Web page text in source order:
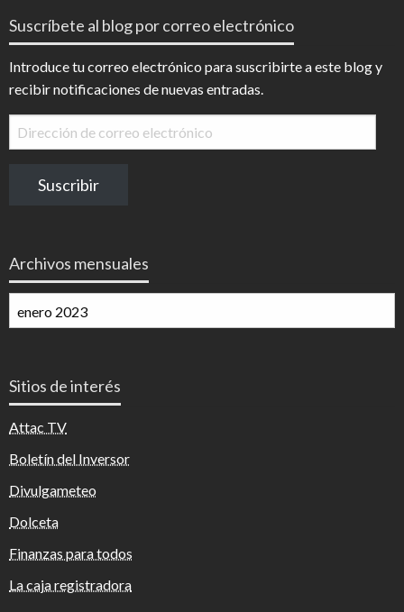
Suscríbete al blog por correo electrónico
Introduce tu correo electrónico para suscribirte a este blog y
recibir notificaciones de nuevas entradas.
Dirección
de
electrónico
Suscribir
Archivos mensuales
mensuales
Sitios de interés
Attac TV
Boletín del Inversor
Divulgameteo
Dolceta
Finanzas para todos
La caja registradora